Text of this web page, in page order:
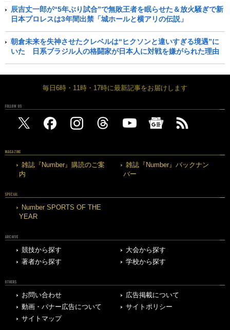
辰吉丈一郎が“5年ぶり試合”で無敗王者を眠らせた＆放火騒ぎで新
日本プロレスは3年間出禁「城ホールと横アリの伝説」
朝倉未来を失神させたクレベルは“ヒクソンと違いすぎる境遇”に
いた 日系ブラジル人の格闘家が日本人に対戦を嫌がられた理由
毎日6時・11時・17時に最新記事をお届けします
FOLLOW US
MAGAZINE
雑誌『Number』購読のご案
内
雑誌『Number』バックナン
バー
SPECIAL
Number SPORTS OF THE
YEAR
ARCHIVE
競技から探す
大会から探す
著者から探す
学校から探す
OTHERS
お問い合わせ
広告掲載について
動画・バナー広告について
サイトポリシー
サイトマップ